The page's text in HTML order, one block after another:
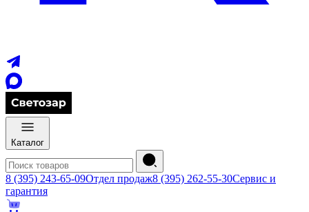
Каталог
8 (395) 243-65-09Отдел продаж8 (395) 262-55-30Сервис и
гарантия